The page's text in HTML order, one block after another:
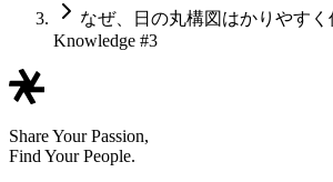
なぜ、日の丸構図はかりやすく
Knowledge #3
Share Your Passion,
Find Your People.